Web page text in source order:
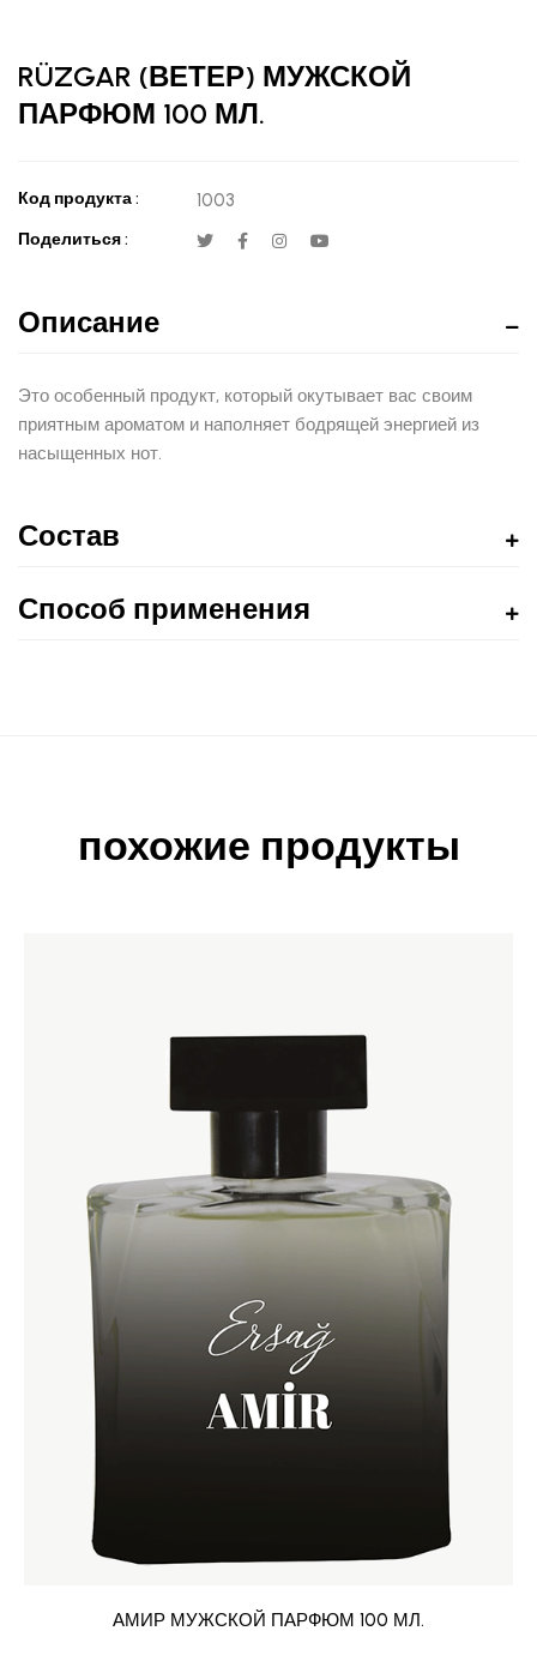
RÜZGAR (ВЕТЕР) МУЖСКОЙ
ПАРФЮМ 100 МЛ.
Код продукта : 1003
Поделиться :
Описание
Это особенный продукт, который окутывает вас своим
приятным ароматом и наполняет бодрящей энергией из
насыщенных нот.
Состав
Способ применения
похожие продукты
АМИР МУЖСКОЙ ПАРФЮМ 100 МЛ.